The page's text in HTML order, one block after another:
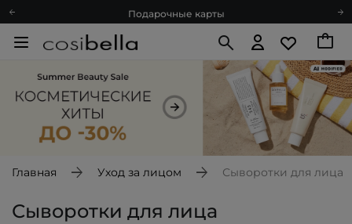
Подарочные карты
Доставка с любовью
Главная Уход за лицом Сыворотки для лица
Сыворотки для лица